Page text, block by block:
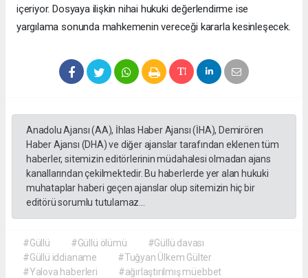
içeriyor. Dosyaya ilişkin nihai hukuki değerlendirme ise
yargılama sonunda mahkemenin vereceği kararla kesinleşecek.
Anadolu Ajansı (AA), İhlas Haber Ajansı (İHA), Demirören
Haber Ajansı (DHA) ve diğer ajanslar tarafından eklenen tüm
haberler, sitemizin editörlerinin müdahalesi olmadan ajans
kanallarından çekilmektedir. Bu haberlerde yer alan hukuki
muhataplar haberi geçen ajanslar olup sitemizin hiç bir
editörü sorumlu tutulamaz...
#Güllü #Güllü ölümü
#Güllü davası
#Güllü iddianame
#Tuğyan Ülkem Gülter
#Yalova haberleri
#ağırlaştırılmış müebbet